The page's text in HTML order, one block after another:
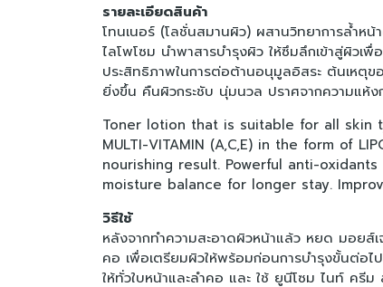
รายละเอียดสินค้า
โทนเนอร์ (โลชั่นสมานผิว) ผสานวิทยาการล้ำ
ไลโพโซม นำพาสารบำรุงผิว ให้ซึมลึกเข้าสู่ผิว
ประสิทธิภาพในการต่อต้านอนุมูลอิสระ ต้นเหตุ
ยิ่งขึ้น คืนผิวกระชับ นุ่มนวล ปราศจากความแห้ง
Toner lotion that is suitable for all skin
MULTI-VITAMIN (A,C,E) in the form of
nourishing result. Powerful anti-
moisture balance for longer stay.
วิธีใช้
หลังจากทำความสะอาดผิวหน้าแล้ว หยด มอยส์
คอ เพื่อเตรียมผิวให้พร้อมก่อนการบำรุงขั้นต่อไ
ให้ทั่วใบหน้าและลำคอ และ ใช้ ยูนีโซม ไนท์ ครี